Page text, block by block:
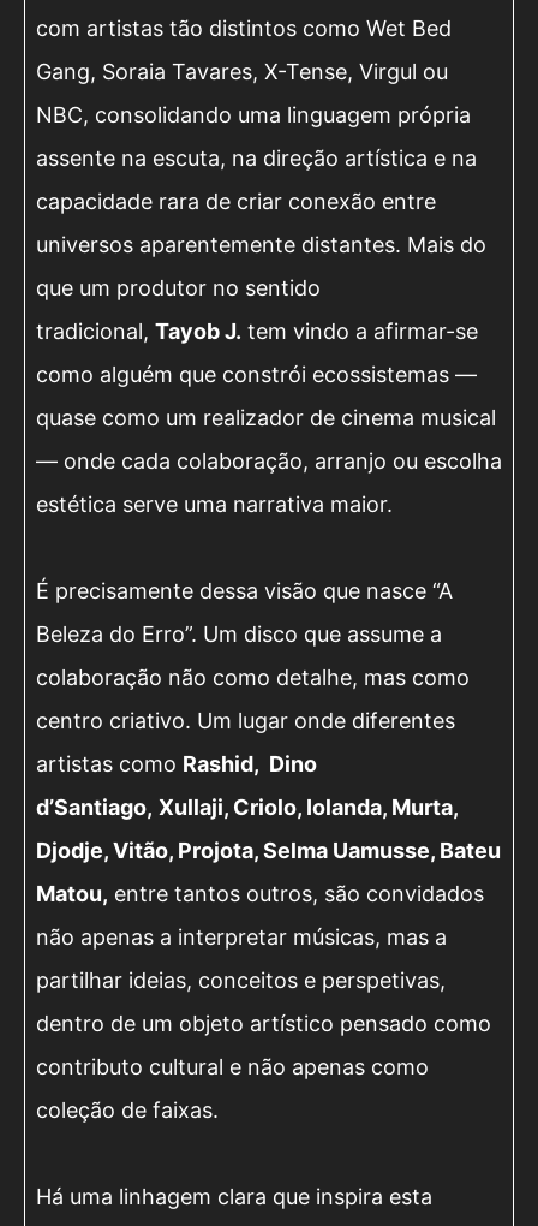
com artistas tão distintos como Wet Bed
Gang, Soraia Tavares, X-Tense, Virgul ou
NBC, consolidando uma linguagem própria
assente na escuta, na direção artística e na
capacidade rara de criar conexão entre
universos aparentemente distantes. Mais do
que um produtor no sentido
tradicional, Tayob J. tem vindo a afirmar-se
como alguém que constrói ecossistemas —
quase como um realizador de cinema musical
— onde cada colaboração, arranjo ou escolha
estética serve uma narrativa maior.
É precisamente dessa visão que nasce “A
Beleza do Erro”. Um disco que assume a
colaboração não como detalhe, mas como
centro criativo. Um lugar onde diferentes
artistas como Rashid, Dino
d’Santiago, Xullaji, Criolo, Iolanda, Murta,
Djodje, Vitão, Projota, Selma Uamusse, Bateu
Matou, entre tantos outros, são convidados
não apenas a interpretar músicas, mas a
partilhar ideias, conceitos e perspetivas,
dentro de um objeto artístico pensado como
contributo cultural e não apenas como
coleção de faixas.
Há uma linhagem clara que inspira esta